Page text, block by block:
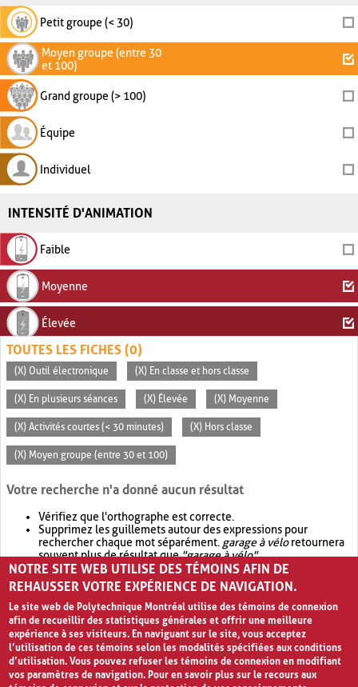
Petit groupe (< 30)
Moyen groupe (entre 30
et 100)
Grand groupe (> 100)
Équipe
Individuel
INTENSITÉ D'ANIMATION
Faible
Moyenne
Élevée
TOUTES LES FICHES (0)
(X) Outil électronique (X) En classe et hors classe
(X) En plusieurs séances (X) Élevée (X) Moyenne
(X) Activités courtes (< 30 minutes) (X) Hors classe
(X) Moyen groupe (entre 30 et 100)
Votre recherche n'a donné aucun résultat
Vérifiez que l'orthographe est correcte.
Supprimez les guillemets autour des expressions pour
rechercher chaque mot séparément. garage à véloretournera
souvent plus de résultat que"garage à vélo".
Envisagez d'élargir votre recherche avec OR.garage OR vélo
retournera souvent plus de résultat quegarage à vélo
NOTRE SITE WEB UTILISE DES TÉMOINS AFIN DE
REHAUSSER VOTRE EXPÉRIENCE DE NAVIGATION.
Le site web de Polytechnique Montréal utilise des témoins de connexion
afin de recueillir des statistiques générales et offrir une meilleure
expérience à ses visiteurs. En naviguant sur le site, vous acceptez
l’utilisation de ces témoins selon les modalités spécifiées aux conditions
d’utilisation. Vous pouvez refuser les témoins de connexion en modifiant
vos paramètres de navigation. Pour en savoir plus sur le recours aux